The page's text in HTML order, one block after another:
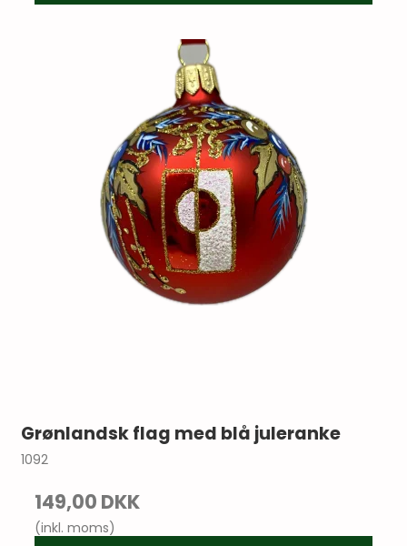
Grønlandsk flag med blå juleranke
1092
149,00 DKK
(inkl. moms)